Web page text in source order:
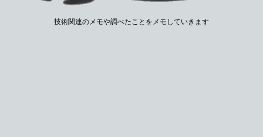
技術関連のメモや調べたことをメモしていきます